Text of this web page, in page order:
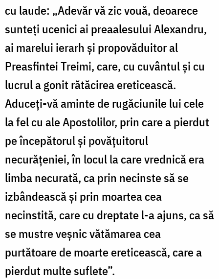
cu laude: „Adevăr vă zic vouă, deoarece
sunteți ucenici ai preaalesului Alexandru,
ai marelui ierarh și propovăduitor al
Preasfintei Treimi, care, cu cuvântul și cu
lucrul a gonit rătăcirea ereticească.
Aduceți-vă aminte de rugăciunile lui cele
la fel cu ale Apostolilor, prin care a pierdut
pe începătorul și povățuitorul
necurățeniei, în locul la care vrednică era
limba necurată, ca prin necinste să se
izbândească și prin moartea cea
necinstită, care cu dreptate l-a ajuns, ca să
se mustre veșnic vătămarea cea
purtătoare de moarte ereticească, care a
pierdut multe suflete”.